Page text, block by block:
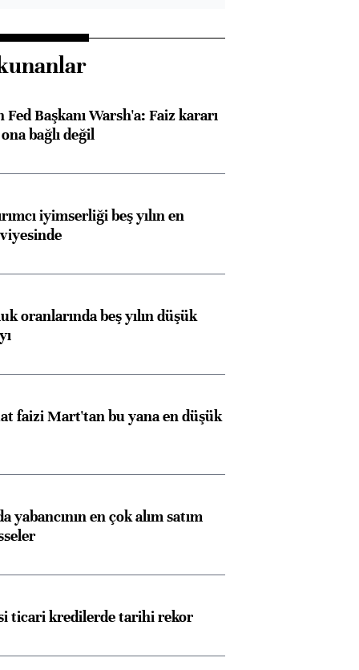
Başkanı Warsh'a: Faiz kararı
bağlı değil
iyimserliği beş yılın en
oranlarında beş yılın düşük
faizi Mart'tan bu yana en düşük
yabancının en çok alım satım
ticari kredilerde tarihi rekor